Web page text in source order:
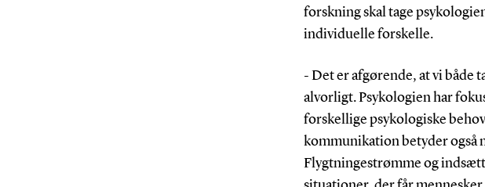
forskning skal tage
individuelle forskelle.
- Det er afgørende, at vi både
alvorligt. Psykologien har
forskellige psykologiske
kommunikation betyder også
Flygtningestrømme og